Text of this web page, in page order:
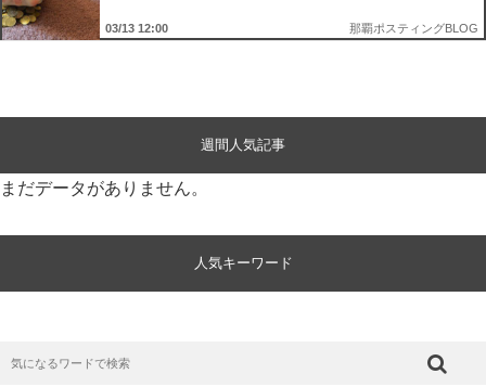
03/13 12:00 那覇ポスティングBLOG
週間人気記事
まだデータがありません。
人気キーワード